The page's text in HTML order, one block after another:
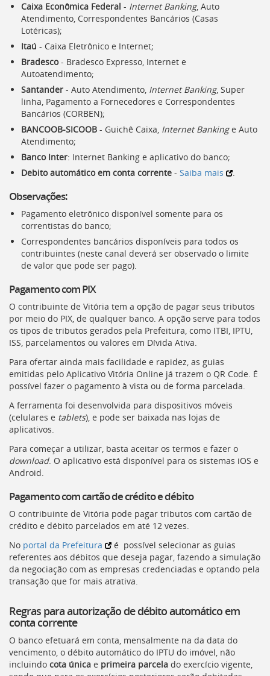
Caixa Econômica Federal - Internet Banking, Auto
Atendimento, Correspondentes Bancários (Casas
Lotéricas);
Itaú - Caixa Eletrônico e Internet;
Bradesco- Bradesco Expresso, Internet e
Autoatendimento;
Santander - Auto Atendimento, Internet Banking, Super
linha, Pagamento a Fornecedores e Correspondentes
Bancários (CORBEN);
BANCOOB-SICOOB - Guichê Caixa, Internet Bankinge Auto
Atendimento;
Banco Inter: Internet Banking e aplicativo do banco;
Debito automático em conta corrente - Saiba mais .
Observações:
Pagamento eletrônico disponível somente para os
correntistas do banco;
Correspondentes bancários disponíveis para todos os
contribuintes (neste canal deverá ser observado o limite
de valor que pode ser pago).
Pagamento com PIX
O contribuinte de Vitória tem a opção de pagar seus tributos
por meio do PIX, de qualquer banco. A opção serve para todos
os tipos de tributos gerados pela Prefeitura, como ITBI, IPTU,
ISS, parcelamentos ou valores em Dívida Ativa.
Para ofertar ainda mais facilidade e rapidez, as guias
emitidas pelo Aplicativo Vitória Online já trazem o QR Code. É
possível fazer o pagamento à vista ou de forma parcelada.
A ferramenta foi desenvolvida para dispositivos móveis
(celulares e tablets), e pode ser baixada nas lojas de
aplicativos.
Para começar a utilizar, basta aceitar os termos e fazer o
download. O aplicativo está disponível para os sistemas iOS e
Android.
Pagamento com cartão de crédito e débito
O contribuinte de Vitória pode pagar tributos com cartão de
crédito e débito parcelados em até 12 vezes.
No portal da Prefeitura
é possível selecionar as guias
referentes aos débitos que deseja pagar, fazendo a simulação
da negociação com as empresas credenciadas e optando pela
transação que for mais atrativa.
Regras para autorização de débito automático em
conta corrente
O banco efetuará em conta, mensalmente na da data do
vencimento, o débito automático do IPTU do imóvel, não
incluindo cota única e primeira parcela do exercício vigente,